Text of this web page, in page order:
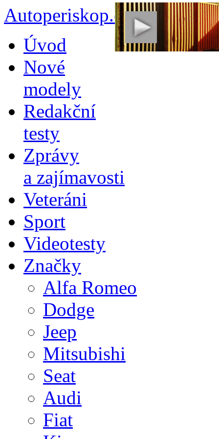
Autoperiskop.cz –
obsahu
webu
Úvod
Nové
modely
Redakční
testy
Zprávy
a zajímavosti
Veteráni
Sport
Videotesty
Značky
Alfa Romeo
Dodge
Jeep
Mitsubishi
Seat
Audi
Fiat